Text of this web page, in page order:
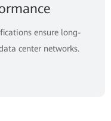
ensure long-
center networks.